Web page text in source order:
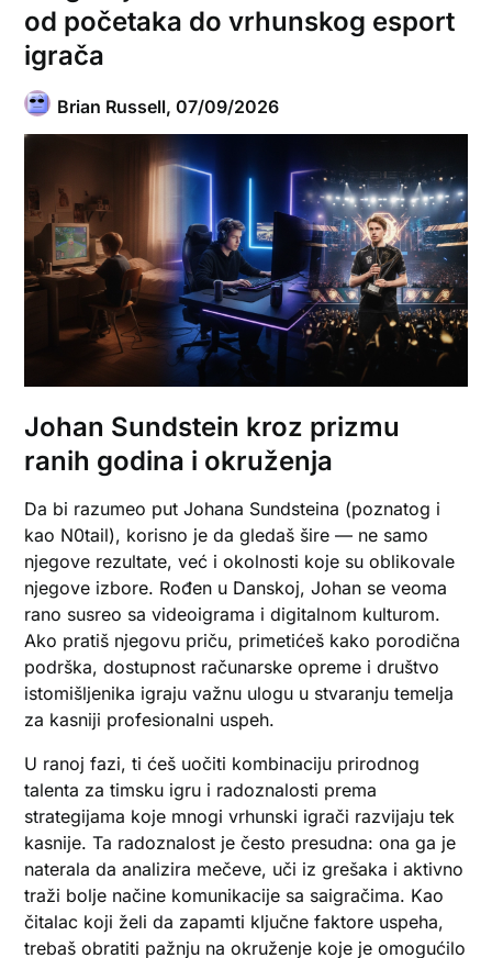
od početaka do vrhunskog esport
igrača
Brian Russell,07/09/2026
Johan Sundstein kroz prizmu
ranih godina i okruženja
Da bi razumeo put Johana Sundsteina (poznatog i
kao N0tail), korisno je da gledaš šire — ne samo
njegove rezultate, već i okolnosti koje su oblikovale
njegove izbore. Rođen u Danskoj, Johan se veoma
rano susreo sa videoigrama i digitalnom kulturom.
Ako pratiš njegovu priču, primetićeš kako porodična
podrška, dostupnost računarske opreme i društvo
istomišljenika igraju važnu ulogu u stvaranju temelja
za kasniji profesionalni uspeh.
U ranoj fazi, ti ćeš uočiti kombinaciju prirodnog
talenta za timsku igru i radoznalosti prema
strategijama koje mnogi vrhunski igrači razvijaju tek
kasnije. Ta radoznalost je često presudna: ona ga je
naterala da analizira mečeve, uči iz grešaka i aktivno
traži bolje načine komunikacije sa saigračima. Kao
čitalac koji želi da zapamti ključne faktore uspeha,
trebaš obratiti pažnju na okruženje koje je omogućilo